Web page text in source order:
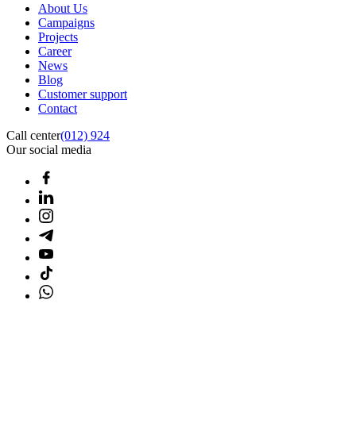
About Us
Campaigns
Projects
Career
News
Blog
Customer support
Contact
Call center(012) 924
Our social media